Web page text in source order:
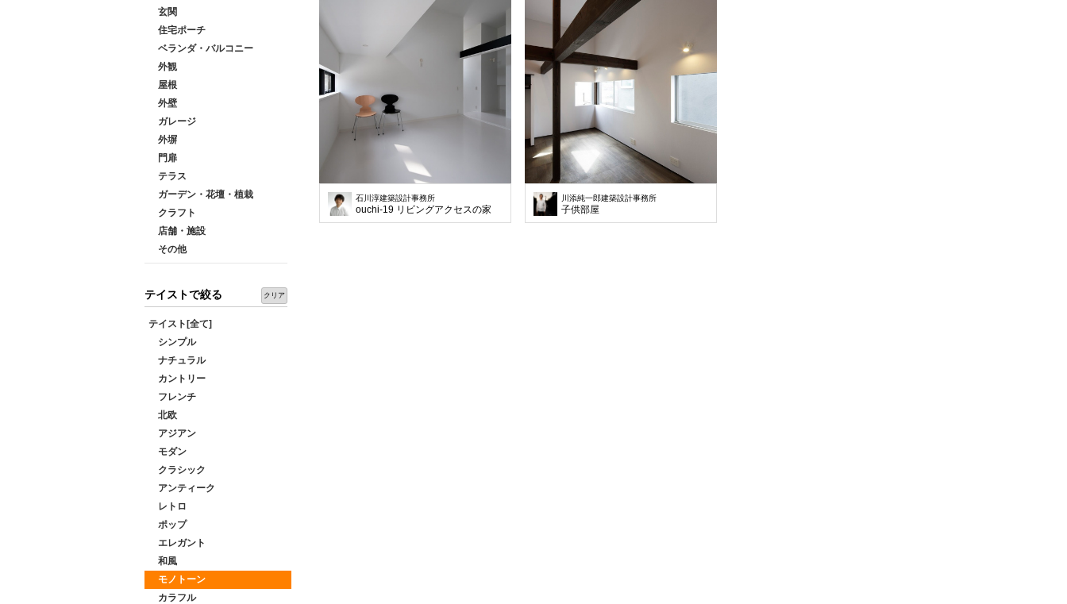
玄関
住宅ポーチ
ベランダ・バルコニー
外観
屋根
外壁
ガレージ
外塀
門扉
テラス
ガーデン・花壇・植栽
クラフト
店舗・施設
その他
テイストで絞る クリア
テイスト[全て]
シンプル
ナチュラル
カントリー
フレンチ
北欧
アジアン
モダン
クラシック
アンティーク
レトロ
ポップ
エレガント
和風
モノトーン
カラフル
石川淳建築設計事務所
ouchi-19 リビングアクセスの家
川添純一郎建築設計事務所
子供部屋